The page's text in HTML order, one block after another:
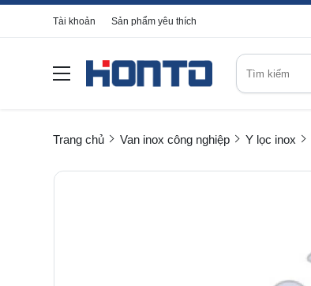
Tài khoản Sản phẩm yêu thích
Trang chủ Van inox công nghiệp Y lọc inox